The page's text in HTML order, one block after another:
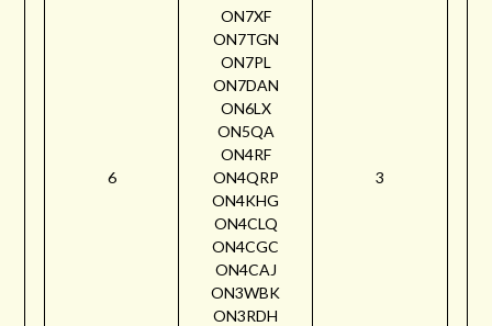
6
ON7XF
ON7TGN
ON7PL
ON7DAN
ON6LX
ON5QA
ON4RF
ON4QRP
ON4KHG
ON4CLQ
ON4CGC
ON4CAJ
ON3WBK
ON3RDH
3